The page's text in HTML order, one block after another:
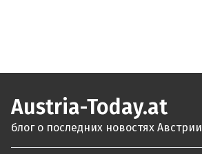
Austria-Today.at
блог о последних новостях Австрии